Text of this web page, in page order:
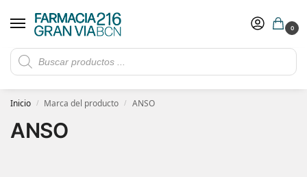
0
Rebajas de verano hasta -30%
​ 5€ de descuento con el cupón 5GRANVIA (compras superiores a 150€)
Inicio / Marca del producto / ANSO
ANSO